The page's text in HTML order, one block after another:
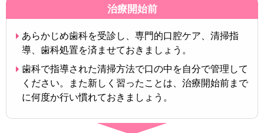
治療開始前
あらかじめ歯科を受診し、専門的口腔ケア、清掃指
導、歯科処置を済ませておきましょう。
歯科で指導された清掃方法で口の中を自分で管理して
ください。また新しく習ったことは、治療開始前まで
に何度か行い慣れておきましょう。